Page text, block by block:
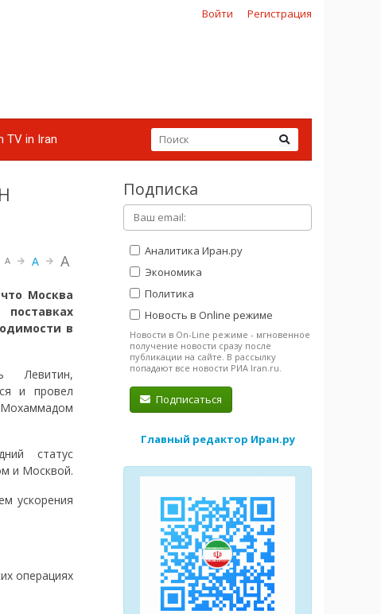
Войти Регистрация
TV in Iran
A A A
Москва
в
Левитин,
и провел
статус
и Москвой.
ускорения
операциях
Подписка
Аналитика Иран.ру
Экономика
Политика
Новость в Online режиме
Новости в On-Line режиме - мгновенное
получение новости сразу после
публикации на сайте. В рассылку
попадают все новости РИА Iran.ru.
Подписаться
Главный редактор Иран.ру